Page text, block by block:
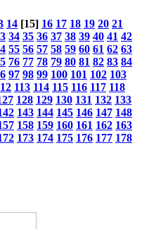
14 [15] 16 17 18 19 20 21
34 35 36 37 38 39 40 41 42
55 56 57 58 59 60 61 62 63
76 77 78 79 80 81 82 83 84
97 98 99 100 101 102 103
113 114 115 116 117 118
128 129 130 131 132 133
143 144 145 146 147 148
158 159 160 161 162 163
173 174 175 176 177 178